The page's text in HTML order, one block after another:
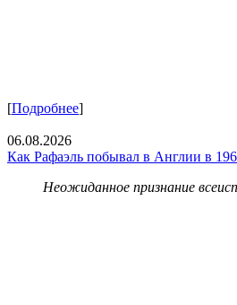
[Подробнее]
06.08.2026
Как Рафаэль побывал в Англии в
Неожиданное признание